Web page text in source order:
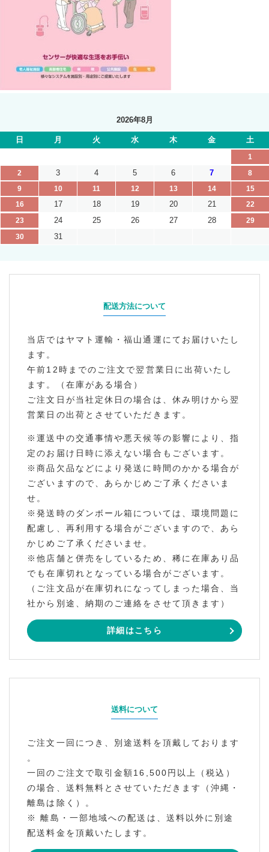
2026年8月
日 月 火 水 木 金 土
1
2
3 4 5 6 7
8
9
10 11 12 13 14
15
16
17 18 19 20 21
22
23
24 25 26 27 28
29
30
31
配送方法について
当店ではヤマト運輸・福山通運にてお届けいたし
ます。
午前12時までのご注文で翌営業日に出荷いたし
ます。（在庫がある場合）
ご注文日が当社定休日の場合は、休み明けから翌
営業日の出荷とさせていただきます。
※運送中の交通事情や悪天候等の影響により、指
定のお届け日時に添えない場合もございます。
※商品欠品などにより発送に時間のかかる場合が
ございますので、あらかじめご了承くださいま
せ。
※発送時のダンボール箱については、環境問題に
配慮し、再利用する場合がございますので、あら
かじめご了承くださいませ。
※他店舗と併売をしているため、稀に在庫あり品
でも在庫切れとなっている場合がございます。
（ご注文品が在庫切れになってしまった場合、当
社から別途、納期のご連絡をさせて頂きます）
詳細はこちら
送料について
ご注文一回につき、別途送料を頂戴しております
。
一回のご注文で取引金額16,500円以上（税込）
の場合、送料無料とさせていただきます（沖縄・
離島は除く）。
※ 離島・一部地域への配送は、送料以外に別途
配送料金を頂戴いたします。